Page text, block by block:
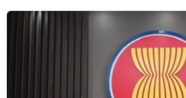
CƠ QUAN CHỦ QUẢN: THÔNG TẤN XÃ VIỆT NAM
Tổng Biên tập: TRẦN TIẾN DUẨN
Phó Tổng Biên tập: NGUYỄN THỊ